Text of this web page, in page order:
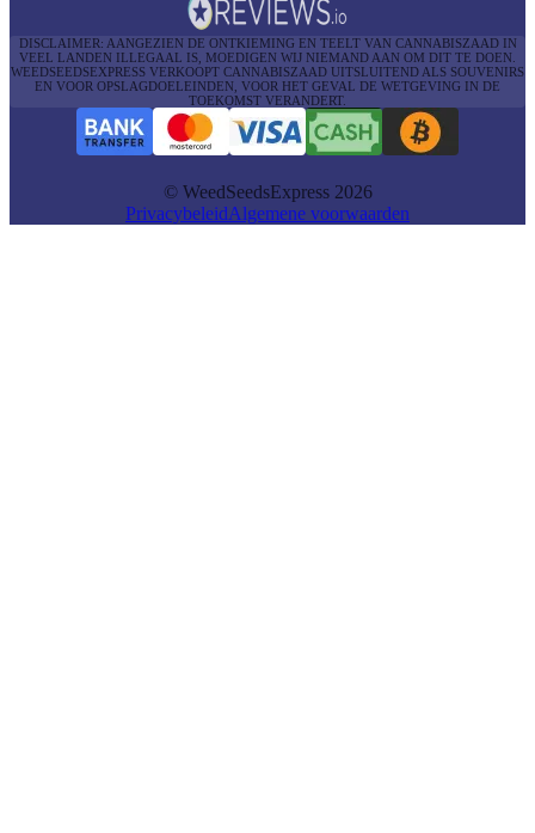
DISCLAIMER: AANGEZIEN DE ONTKIEMING EN TEELT VAN CANNABISZAAD IN
VEEL LANDEN ILLEGAAL IS, MOEDIGEN WIJ NIEMAND AAN OM DIT TE DOEN.
WEEDSEEDSEXPRESS VERKOOPT CANNABISZAAD UITSLUITEND ALS SOUVENIRS
EN VOOR OPSLAGDOELEINDEN, VOOR HET GEVAL DE WETGEVING IN DE
TOEKOMST VERANDERT.
© WeedSeedsExpress 2026
PrivacybeleidAlgemene voorwaarden